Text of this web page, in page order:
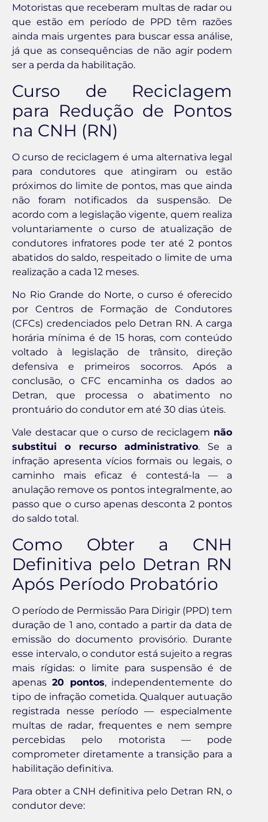
Motoristas que receberam multas de radar ou
que estão em período de PPD têm razões
ainda mais urgentes para buscar essa análise,
já que as consequências de não agir podem
ser a perda da habilitação.
Curso de Reciclagem
para Redução de Pontos
na CNH (RN)
O curso de reciclagem é uma alternativa legal
para condutores que atingiram ou estão
próximos do limite de pontos, mas que ainda
não foram notificados da suspensão. De
acordo com a legislação vigente, quem realiza
voluntariamente o curso de atualização de
condutores infratores pode ter até 2 pontos
abatidos do saldo, respeitado o limite de uma
realização a cada 12 meses.
No Rio Grande do Norte, o curso é oferecido
por Centros de Formação de Condutores
(CFCs) credenciados pelo Detran RN. A carga
horária mínima é de 15 horas, com conteúdo
voltado à legislação de trânsito, direção
defensiva e primeiros socorros. Após a
conclusão, o CFC encaminha os dados ao
Detran, que processa o abatimento no
prontuário do condutor em até 30 dias úteis.
Vale destacar que o curso de reciclagem não
substitui o recurso administrativo. Se a
infração apresenta vícios formais ou legais, o
caminho mais eficaz é contestá-la — a
anulação remove os pontos integralmente, ao
passo que o curso apenas desconta 2 pontos
do saldo total.
Como Obter a CNH
Definitiva pelo Detran RN
Após Período Probatório
O período de Permissão Para Dirigir (PPD) tem
duração de 1 ano, contado a partir da data de
emissão do documento provisório. Durante
esse intervalo, o condutor está sujeito a regras
mais rígidas: o limite para suspensão é de
apenas 20 pontos, independentemente do
tipo de infração cometida. Qualquer autuação
registrada nesse período — especialmente
multas de radar, frequentes e nem sempre
percebidas pelo motorista — pode
comprometer diretamente a transição para a
habilitação definitiva.
Para obter a CNH definitiva pelo Detran RN, o
condutor deve: